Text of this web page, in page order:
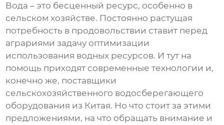
Вода – это бесценный ресурс, особенно в
сельском хозяйстве. Постоянно растущая
потребность в продовольствии ставит перед
аграриями задачу оптимизации
использования водных ресурсов. И тут на
помощь приходят современные технологии и,
конечно же, поставщики
сельскохозяйственного водосберегающего
оборудования из Китая. Но что стоит за этими
предложениями, на что обращать внимание и